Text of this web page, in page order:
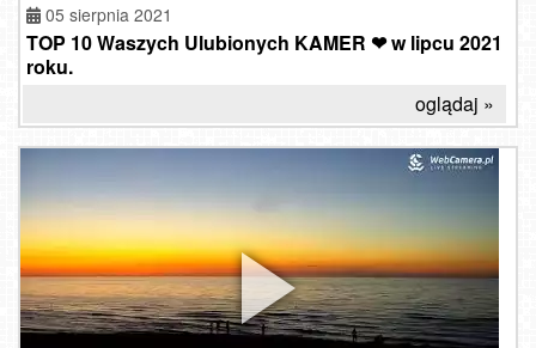
05 sierpnia 2021
TOP 10 Waszych Ulubionych KAMER ❤ w lipcu 2021
roku.
oglądaj »